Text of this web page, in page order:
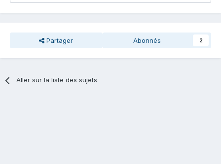
Partager Abonnés 2
Aller sur la liste des sujets